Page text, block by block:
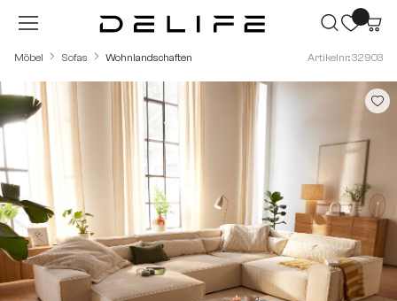
Zum Hauptinhalt springen
Möbel Sofas Wohnlandschaften Artikelnr.: 32903
Bildergalerie überspringen